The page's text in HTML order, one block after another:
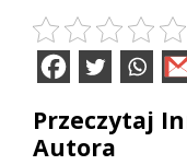
Przeczytaj
Autora